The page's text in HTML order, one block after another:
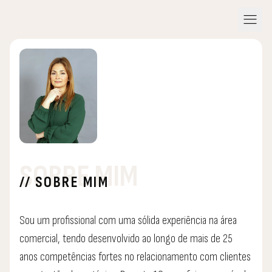
menu
// SOBRE MIM
SOBRE MIM
Sou um profissional com uma sólida experiência na área
comercial, tendo desenvolvido ao longo de mais de 25
anos competências fortes no relacionamento com clientes